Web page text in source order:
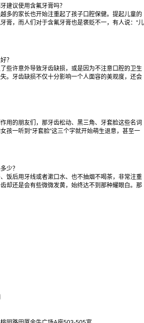
建议使用含氟牙膏吗？
多的家长也开始注重起了孩子口腔保健。提起儿童的
膏，而人们对于含氟牙膏也是褒贬不一，有人说：“儿
？
些许意外导致牙齿缺损，或是因为不注意口腔的卫生
。牙齿缺损不仅十分影响一个人面容的美观度，还会
用的朋友们，那牙齿松动、黑三角、牙套脸这些名词
孩一听到“牙套脸”这三个字就开始萌生退意，甚至一
少？
饭后用牙线或者漱口水、也不抽烟不喝茶，非常注重
却还是会有些微微发黄，始终达不到那种耀眼白。那